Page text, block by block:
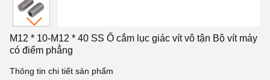
M12 * 10-M12 * 40 SS Ổ cắm lục giác vít vô tận Bộ vít máy
có điểm phẳng
Thông tin chi tiết sản phẩm